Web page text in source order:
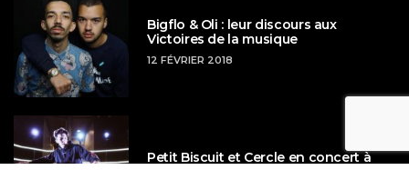
Bigflo & Oli : leur discours aux
Victoires de la musique
12 FÉVRIER 2018
Petit Biscuit et Cercle en concert à